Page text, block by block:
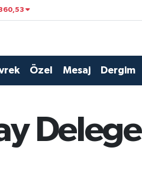
Özel Mesaj Dergim